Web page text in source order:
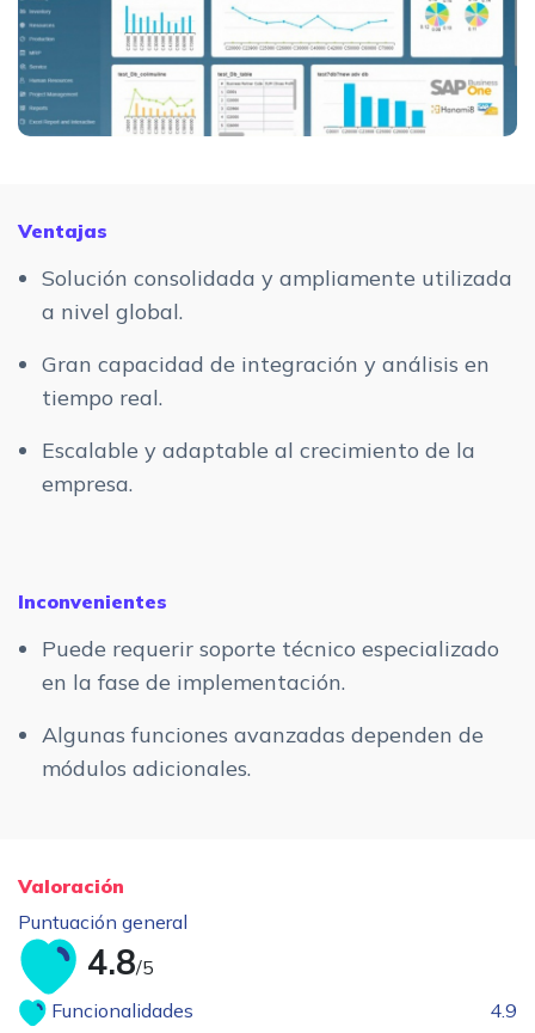
Ventajas
Solución consolidada y ampliamente utilizada
a nivel global.
Gran capacidad de integración y análisis en
tiempo real.
Escalable y adaptable al crecimiento de la
empresa.
Inconvenientes
Puede requerir soporte técnico especializado
en la fase de implementación.
Algunas funciones avanzadas dependen de
módulos adicionales.
Valoración
Puntuación general
4.8/5
Funcionalidades
4.9